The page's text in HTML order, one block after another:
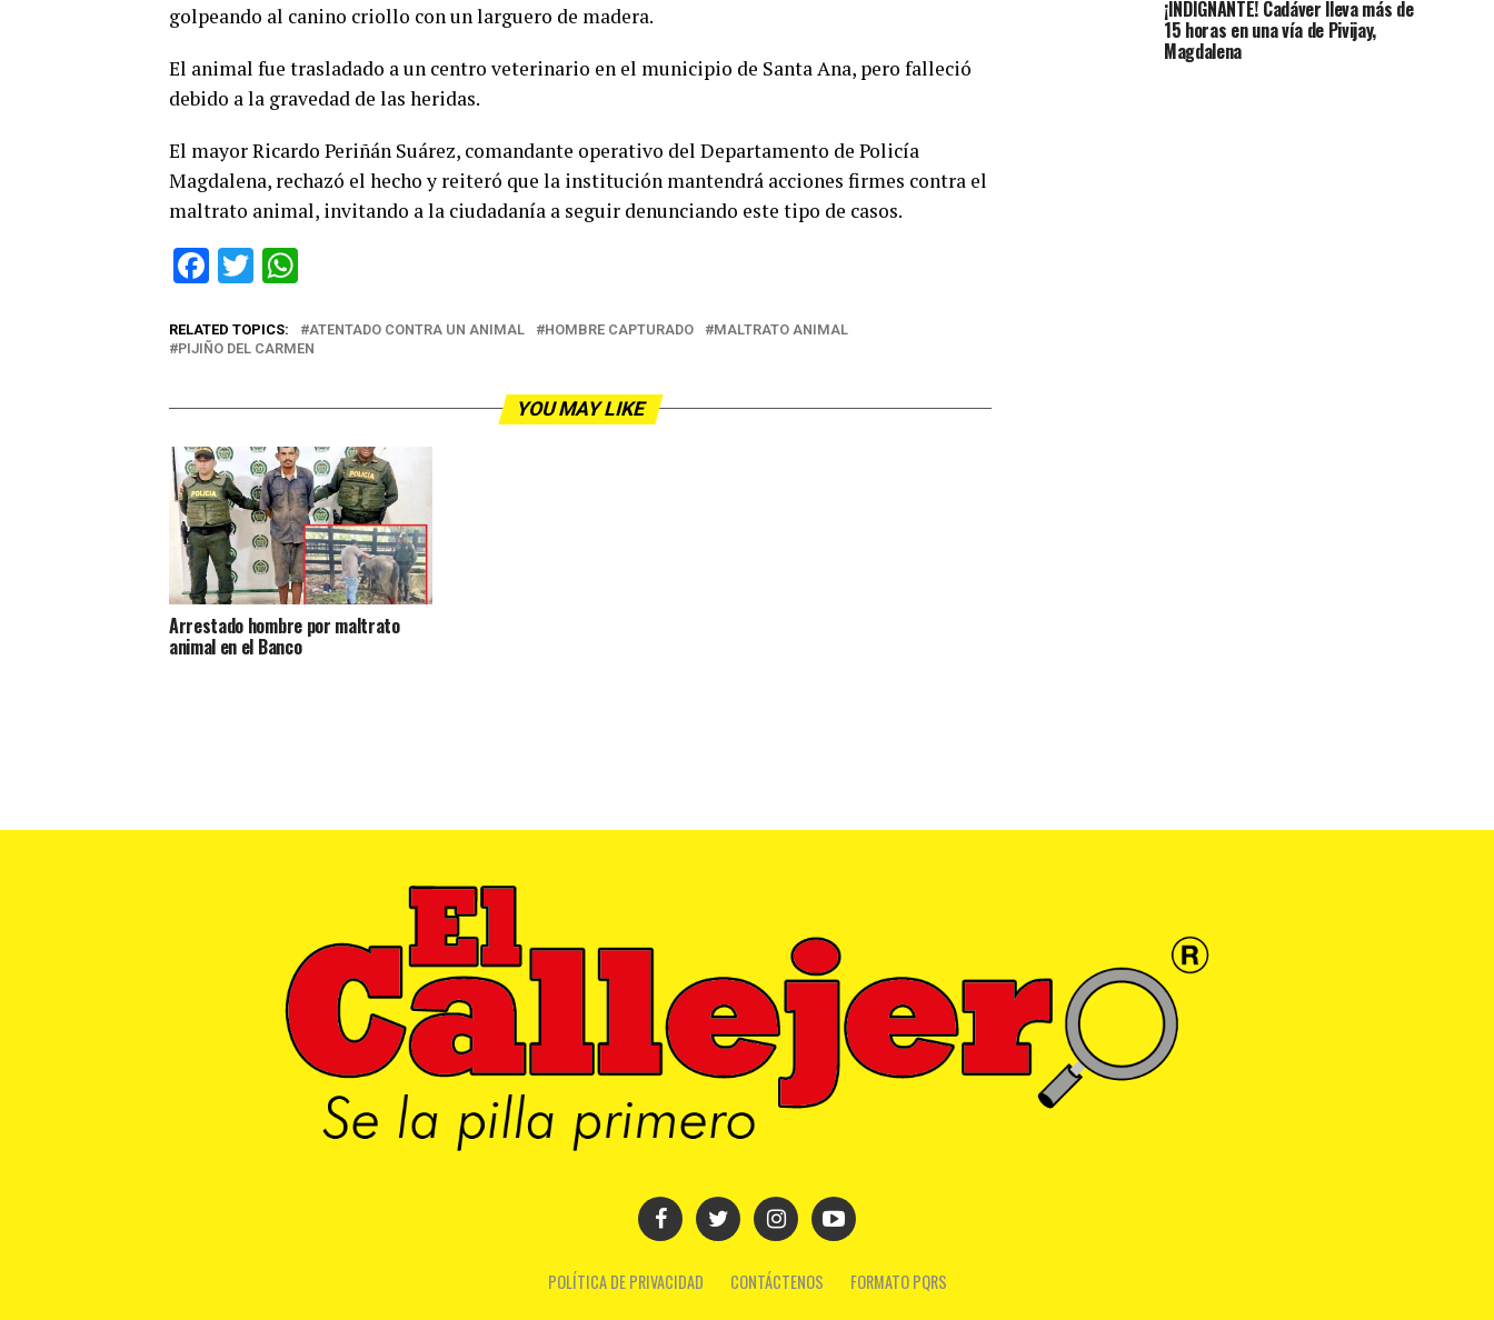
golpeando al canino criollo con un larguero de madera.
El animal fue trasladado a un centro veterinario en el municipio de Santa Ana, pero falleció
debido a la gravedad de las heridas.
El mayor Ricardo Periñán Suárez, comandante operativo del Departamento de Policía
Magdalena, rechazó el hecho y reiteró que la institución mantendrá acciones firmes contra el
maltrato animal, invitando a la ciudadanía a seguir denunciando este tipo de casos.
Facebook
Twitter
RELATED TOPICS: ATENTADO CONTRA UN ANIMAL HOMBRE CAPTURADO
MALTRATO ANIMAL
PIJIÑO DEL CARMEN
YOU MAY LIKE
Arrestado hombre por maltrato
animal en el Banco
¡INDIGNANTE! Cadáver lleva más de
15 horas en una vía de Pivijay,
Magdalena
POLÍTICA DE PRIVACIDAD CONTÁCTENOS FORMATO PQRS